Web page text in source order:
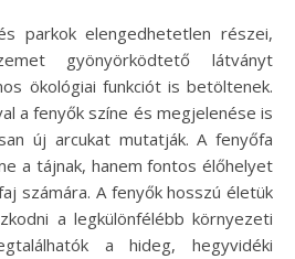
gyönyörködtető látványt
ökológiai funkciót is betöltenek.
a fenyők színe és megjelenése is
új arcukat mutatják. A fenyőfa
a tájnak, hanem fontos élőhelyet
számára. A fenyők hosszú életük
a legkülönfélébb környezeti
a hideg, hegyvidéki